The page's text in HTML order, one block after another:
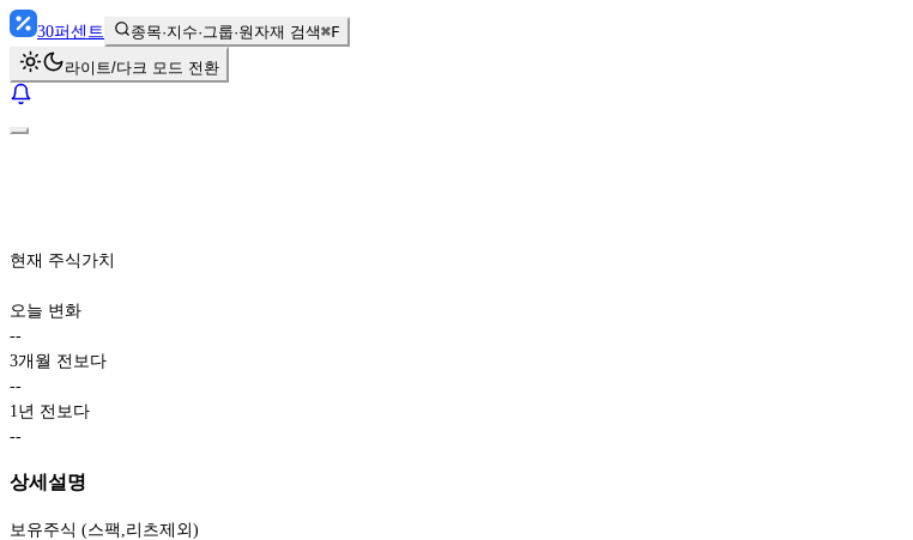
30퍼센트 종목·지수·그룹·원자재 검색⌘F
라이트/다크 모드 전환
현재 주식가치
오늘 변화
--
3개월 전보다
--
1년 전보다
--
상세설명
보유주식 (스팩,리츠제외)